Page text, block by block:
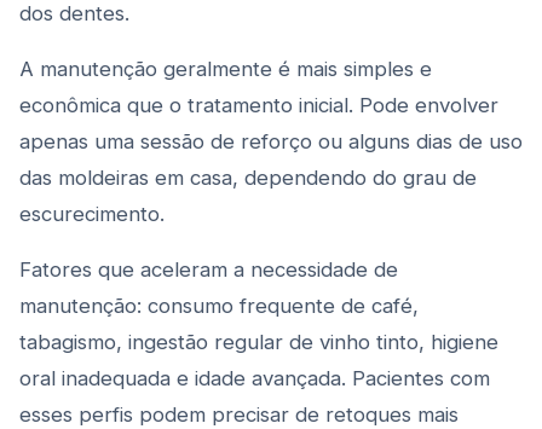
dos dentes.
A manutenção geralmente é mais simples e
econômica que o tratamento inicial. Pode envolver
apenas uma sessão de reforço ou alguns dias de uso
das moldeiras em casa, dependendo do grau de
escurecimento.
Fatores que aceleram a necessidade de
manutenção: consumo frequente de café,
tabagismo, ingestão regular de vinho tinto, higiene
oral inadequada e idade avançada. Pacientes com
esses perfis podem precisar de retoques mais